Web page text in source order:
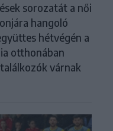
sorozatát a női
hangoló
hétvégén a
otthonában
várnak